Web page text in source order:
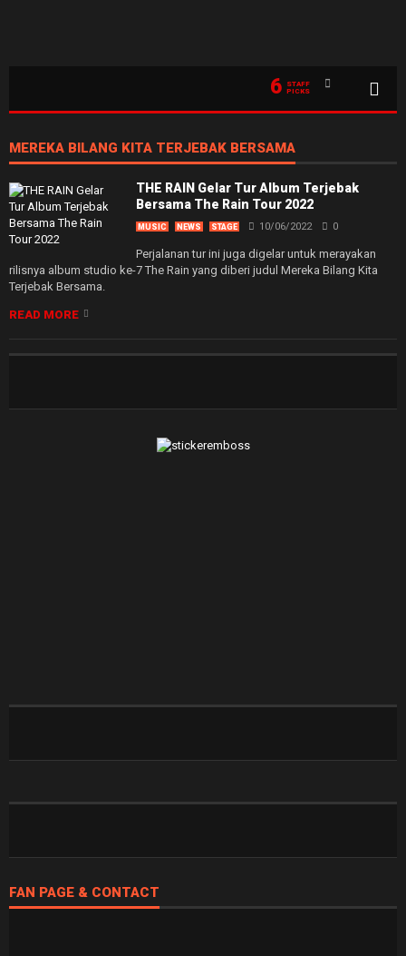
6
STAFF
PICKS
MEREKA BILANG KITA TERJEBAK BERSAMA
THE RAIN Gelar Tur Album Terjebak
Bersama The Rain Tour 2022
MUSIC NEWS STAGE 10/06/2022 0
Perjalanan tur ini juga digelar untuk merayakan
rilisnya album studio ke-7 The Rain yang diberi judul Mereka Bilang Kita
Terjebak Bersama.
READ MORE
FAN PAGE & CONTACT